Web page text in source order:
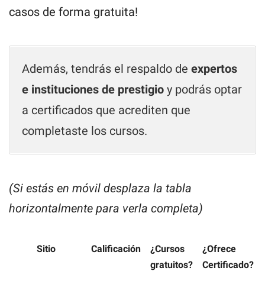
casos de forma gratuita!
Además, tendrás el respaldo de expertos
e instituciones de prestigio y podrás optar
a certificados que acrediten que
completaste los cursos.
(Si estás en móvil desplaza la tabla
horizontalmente para verla completa)
Sitio Calificación
¿Cursos
gratuitos?
¿Ofrece
Certificado?